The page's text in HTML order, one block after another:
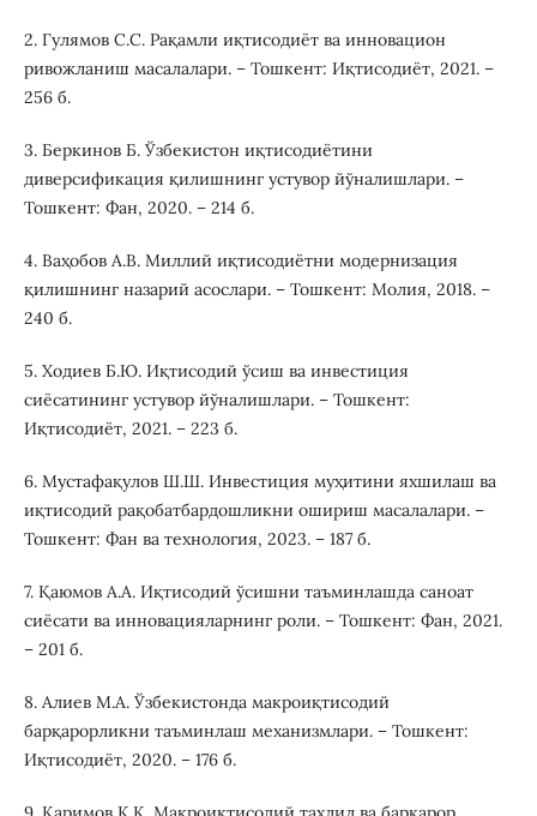
2. Гулямов С.С. Рақамли иқтисодиёт ва инновацион
ривожланиш масалалари. – Тошкент: Иқтисодиёт, 2021. –
256 б.
3. Беркинов Б. Ўзбекистон иқтисодиётини
диверсификация қилишнинг устувор йўналишлари. –
Тошкент: Фан, 2020. – 214 б.
4. Ваҳобов А.В. Миллий иқтисодиётни модернизация
қилишнинг назарий асослари. – Тошкент: Молия, 2018. –
240 б.
5. Ходиев Б.Ю. Иқтисодий ўсиш ва инвестиция
сиёсатининг устувор йўналишлари. – Тошкент:
Иқтисодиёт, 2021. – 223 б.
6. Мустафақулов Ш.Ш. Инвестиция муҳитини яхшилаш ва
иқтисодий рақобатбардошликни ошириш масалалари. –
Тошкент: Фан ва технология, 2023. – 187 б.
7. Қаюмов А.А. Иқтисодий ўсишни таъминлашда саноат
сиёсати ва инновацияларнинг роли. – Тошкент: Фан, 2021.
– 201 б.
8. Алиев М.А. Ўзбекистонда макроиқтисодий
барқарорликни таъминлаш механизмлари. – Тошкент:
Иқтисодиёт, 2020. – 176 б.